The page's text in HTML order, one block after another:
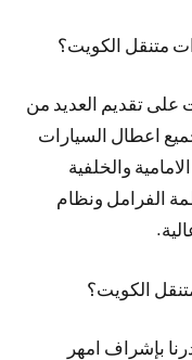
متنقل الكويت؟
على تقديم العديد من
اعطال السيارات
والخلفية
الفرامل ونظام
الكويت؟
بإشراف امهر